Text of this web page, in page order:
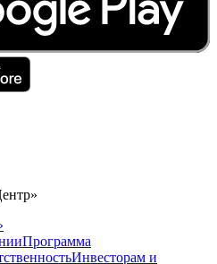
Программа
Инвесторам и